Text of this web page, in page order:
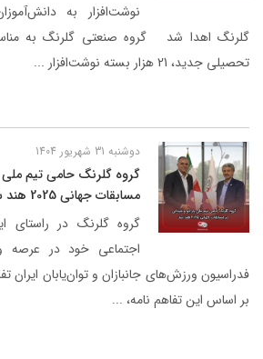
نوشت‌افزار به
گلرنگ اهدا شد گروه صنعتی گلرنگ به
تحصیلی جدید، 21 هزار بسته‌ نوشت‌افزار ...
دوشنبه 31 شهریور 1404
گروه گلرنگ حامی تیم ملی
مسابقات جهانی 2025 هند شد
گروه گلرنگ در راستای
اجتماعی خود در عرصه
فدراسیون ورزش‌های جانبازان و توان‌یابان ایران
بر اساس این تفاهم نامه، ...